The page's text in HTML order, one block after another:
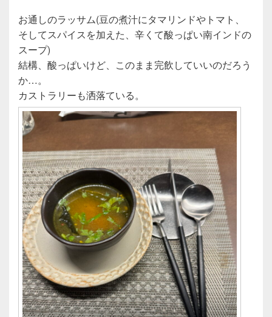
お通しのラッサム(豆の煮汁にタマリンドやトマト、
そしてスパイスを加えた、辛くて酸っぱい南インドの
スープ)
結構、酸っぱいけど、このまま完飲していいのだろう
か…。
カストラリーも洒落ている。